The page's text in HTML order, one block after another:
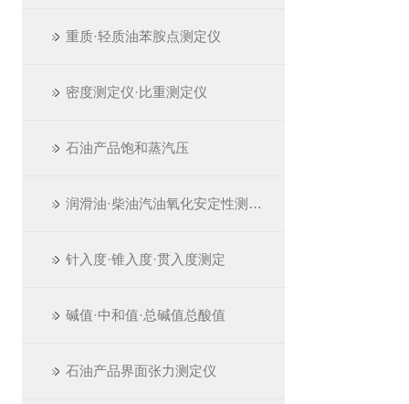
重质·轻质油苯胺点测定仪
密度测定仪·比重测定仪
石油产品饱和蒸汽压
润滑油·柴油汽油氧化安定性测定仪
针入度·锥入度·贯入度测定
碱值·中和值·总碱值总酸值
石油产品界面张力测定仪